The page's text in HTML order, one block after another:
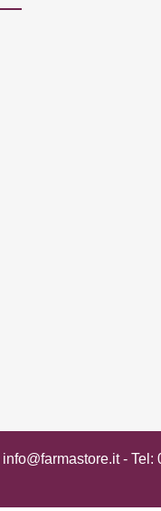
info@farmastore.it- Tel: